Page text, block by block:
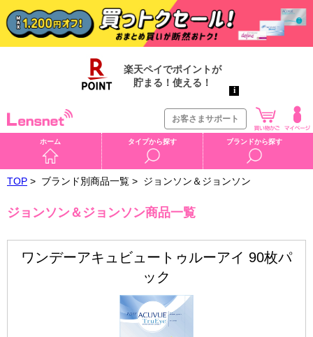
お客さまサポート
ホーム タイプから探す ブランドから探す
TOP > ブランド別商品一覧 > ジョンソン＆ジョンソン
ジョンソン＆ジョンソン商品一覧
ワンデーアキュビュートゥルーアイ 90枚パ
ック